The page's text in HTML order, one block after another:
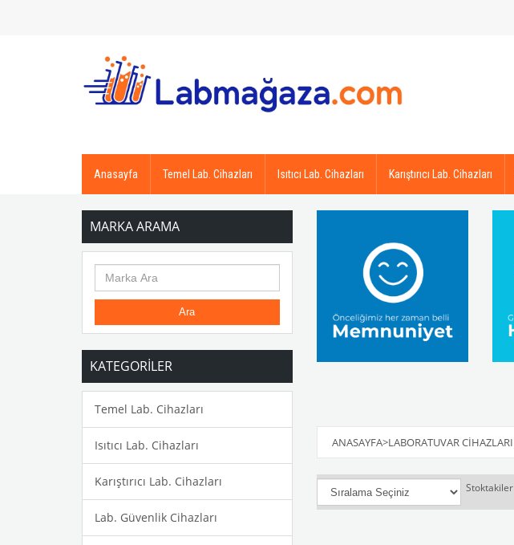
Anasayfa Temel Lab. Cihazları Isıtıcı Lab. Cihazları Karıştırıcı Lab. Cihazları
MARKA ARAMA
Ara
KATEGORİLER
Temel Lab. Cihazları
Isıtıcı Lab. Cihazları
Karıştırıcı Lab. Cihazları
Lab. Güvenlik Cihazları
ANASAYFA>LABORATUVAR CIHAZLARI
Stoktakiler